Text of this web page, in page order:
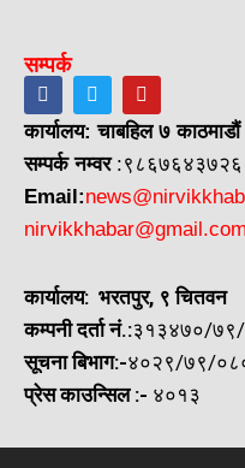
सम्पर्क
कार्यालय: चाबहिल ७ काठमाडौं
सम्पर्क नम्वर
Email:
nirvikkhabar@gmail.com
कार्यालय: भरतपुर, ९ चितवन
कम्पनी दर्ता नं.:३१३४७०/
सूचना बिभाग:-४०२९/७९/
प्रेस काउन्सिल:- ४०१३